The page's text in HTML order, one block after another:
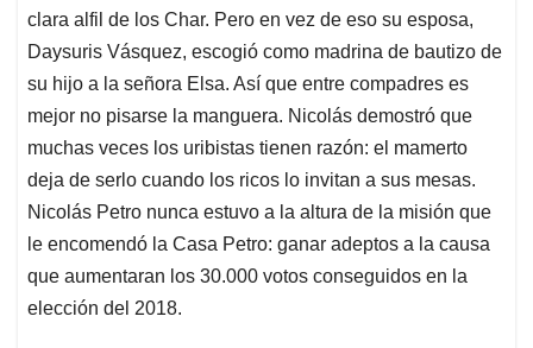
clara alfil de los Char. Pero en vez de eso su esposa,
Daysuris Vásquez, escogió como madrina de bautizo de
su hijo a la señora Elsa. Así que entre compadres es
mejor no pisarse la manguera. Nicolás demostró que
muchas veces los uribistas tienen razón: el mamerto
deja de serlo cuando los ricos lo invitan a sus mesas.
Nicolás Petro nunca estuvo a la altura de la misión que
le encomendó la Casa Petro: ganar adeptos a la causa
que aumentaran los 30.000 votos conseguidos en la
elección del 2018.